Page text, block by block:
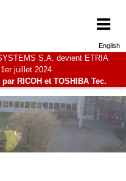
English
S.A. devient ETRIA
juillet 2024
RICOH et TOSHIBA Tec.